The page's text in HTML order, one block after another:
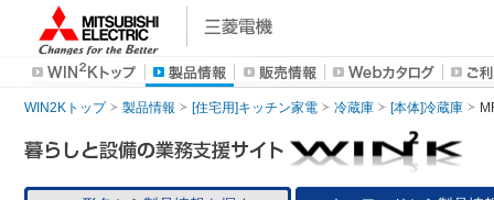
WIN2Kトップ 製品情報 [住宅用]キッチン家電 冷蔵庫 [本体]冷蔵庫